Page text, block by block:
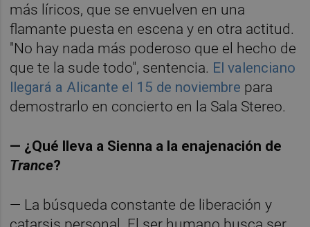
más líricos, que se envuelven en una
flamante puesta en escena y en otra actitud.
"No hay nada más poderoso que el hecho de
que te la sude todo", sentencia. El valenciano
llegará a Alicante el 15 de noviembre para
demostrarlo en concierto en la Sala Stereo.
— ¿Qué lleva a Sienna a la enajenación de
Trance?
— La búsqueda constante de liberación y